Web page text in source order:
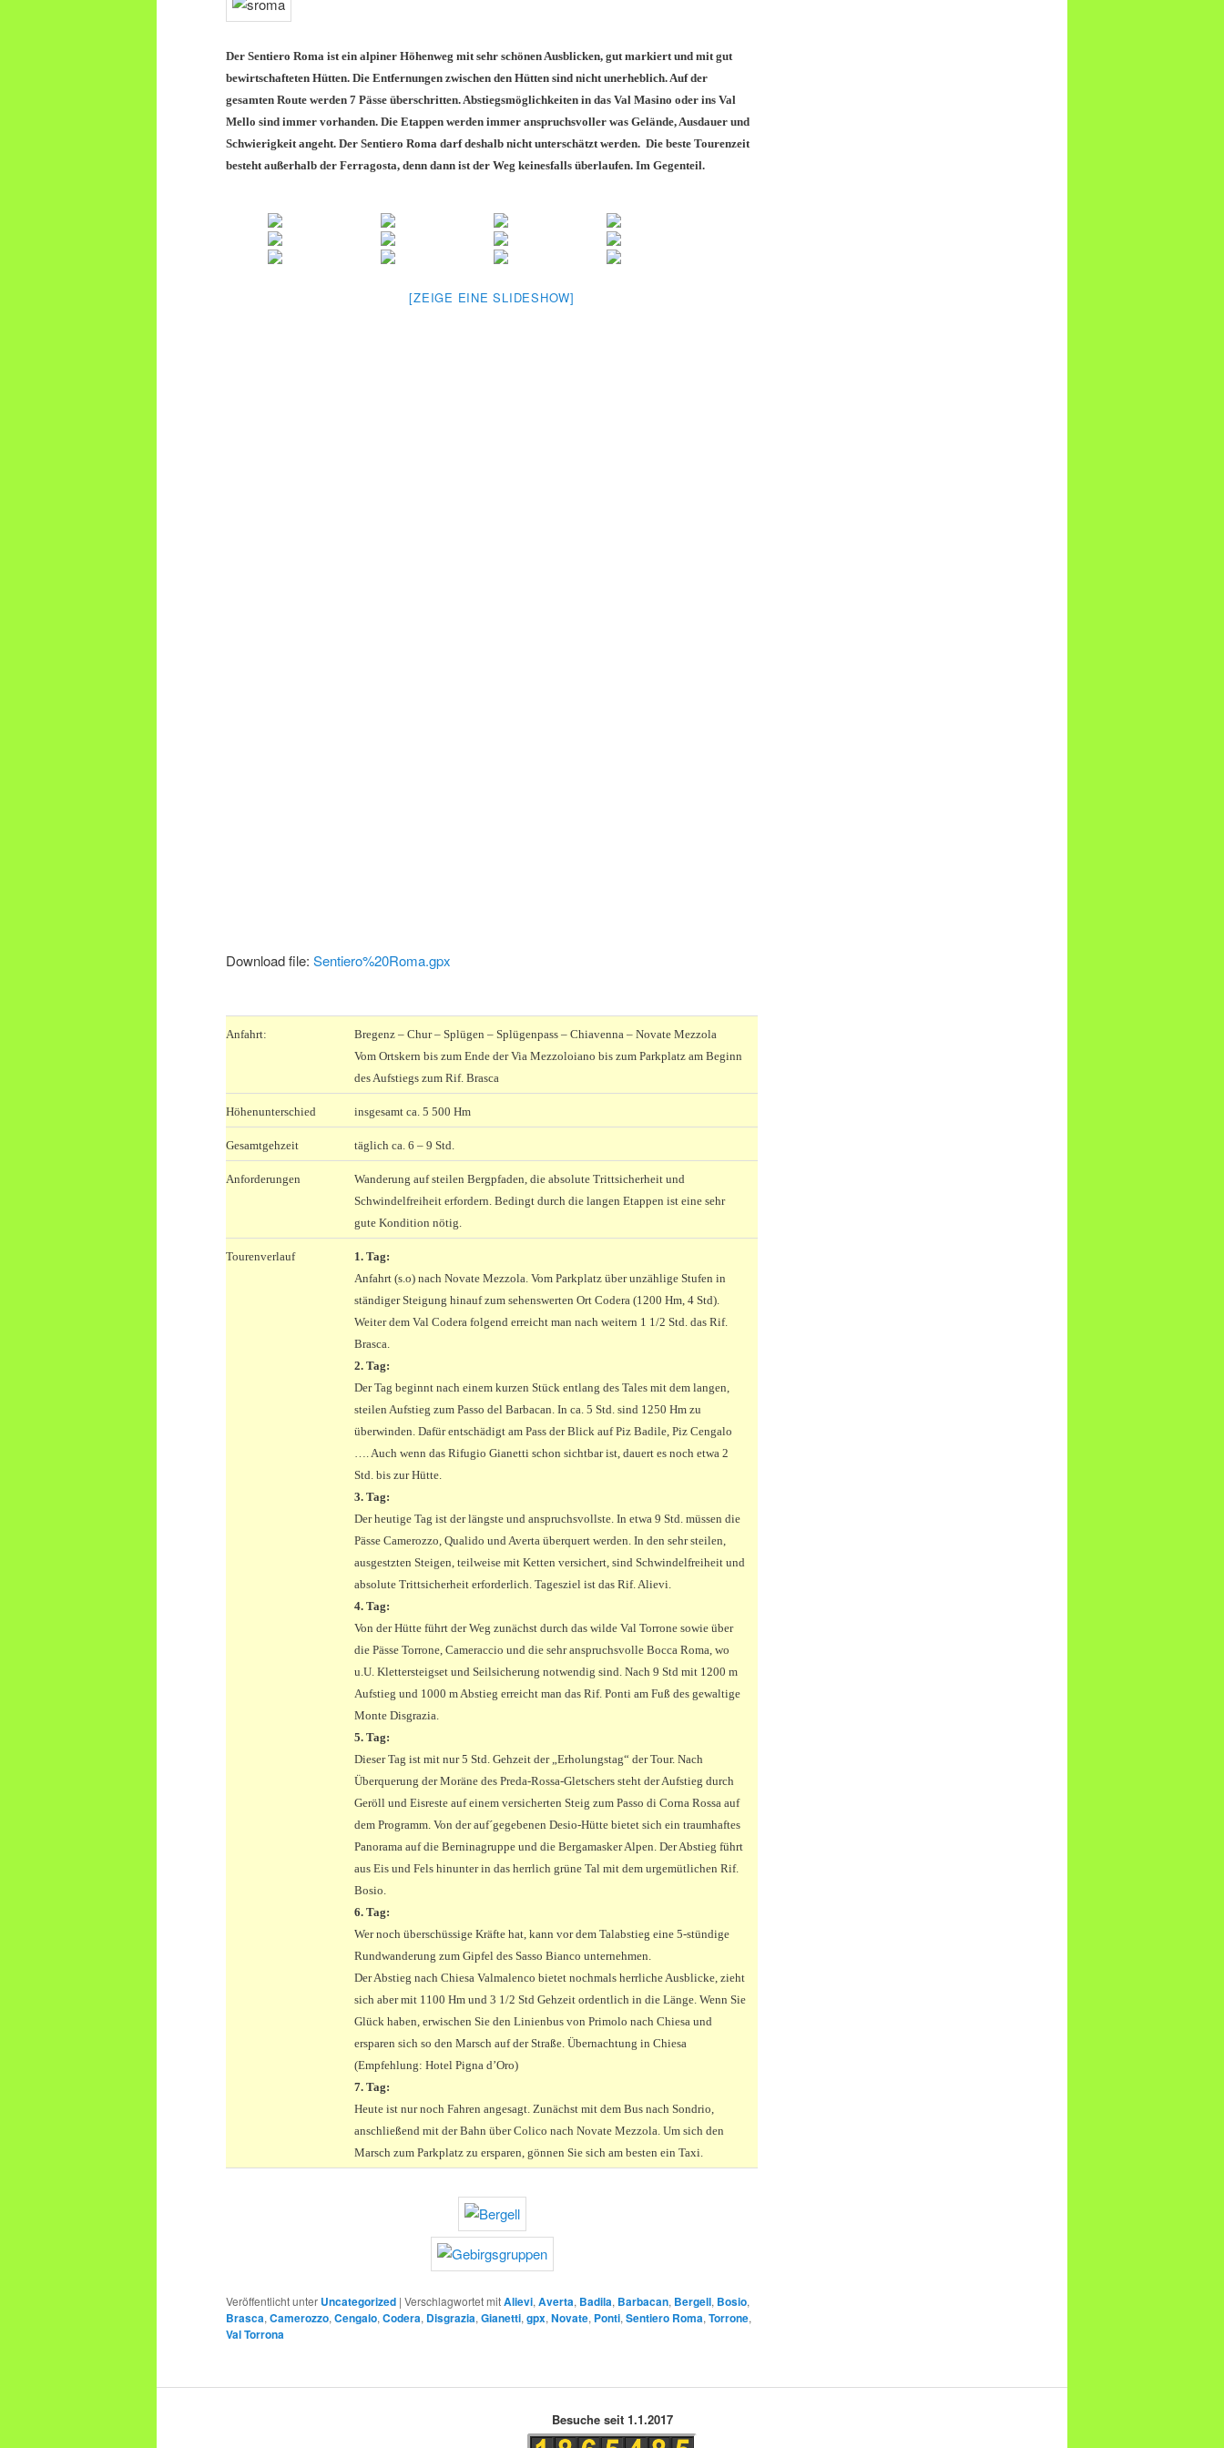
Der Sentiero Roma ist ein alpiner Höhenweg mit sehr schönen Ausblicken, gut markiert und mit gut
bewirtschafteten Hütten. Die Entfernungen zwischen den Hütten sind nicht unerheblich. Auf der
gesamten Route werden 7 Pässe überschritten. Abstiegsmöglichkeiten in das Val Masino oder ins Val
Mello sind immer vorhanden. Die Etappen werden immer anspruchsvoller was Gelände, Ausdauer und
Schwierigkeit angeht. Der Sentiero Roma darf deshalb nicht unterschätzt werden. Die beste Tourenzeit
besteht außerhalb der Ferragosta, denn dann ist der Weg keinesfalls überlaufen. Im Gegenteil.
[ZEIGE EINE SLIDESHOW]
Download file: Sentiero%20Roma.gpx
Anfahrt:
Bregenz – Chur – Splügen – Splügenpass – Chiavenna – Novate Mezzola
Vom Ortskern bis zum Ende der Via Mezzoloiano bis zum Parkplatz am Beginn
des Aufstiegs zum Rif. Brasca
Höhenunterschied insgesamt ca. 5 500 Hm
Gesamtgehzeit täglich ca. 6 – 9 Std.
Anforderungen
Wanderung auf steilen Bergpfaden, die absolute Trittsicherheit und
Schwindelfreiheit erfordern. Bedingt durch die langen Etappen ist eine sehr
gute Kondition nötig.
Tourenverlauf
1. Tag:
Anfahrt (s.o) nach Novate Mezzola. Vom Parkplatz über unzählige Stufen in
ständiger Steigung hinauf zum sehenswerten Ort Codera (1200 Hm, 4 Std).
Weiter dem Val Codera folgend erreicht man nach weitern 1 1/2 Std. das Rif.
Brasca.
2. Tag:
Der Tag beginnt nach einem kurzen Stück entlang des Tales mit dem langen,
steilen Aufstieg zum Passo del Barbacan. In ca. 5 Std. sind 1250 Hm zu
überwinden. Dafür entschädigt am Pass der Blick auf Piz Badile, Piz Cengalo
…. Auch wenn das Rifugio Gianetti schon sichtbar ist, dauert es noch etwa 2
Std. bis zur Hütte.
3. Tag:
Der heutige Tag ist der längste und anspruchsvollste. In etwa 9 Std. müssen die
Pässe Camerozzo, Qualido und Averta überquert werden. In den sehr steilen,
ausgestzten Steigen, teilweise mit Ketten versichert, sind Schwindelfreiheit und
absolute Trittsicherheit erforderlich. Tagesziel ist das Rif. Alievi.
4. Tag:
Von der Hütte führt der Weg zunächst durch das wilde Val Torrone sowie über
die Pässe Torrone, Cameraccio und die sehr anspruchsvolle Bocca Roma, wo
u.U. Klettersteigset und Seilsicherung notwendig sind. Nach 9 Std mit 1200 m
Aufstieg und 1000 m Abstieg erreicht man das Rif. Ponti am Fuß des gewaltige
Monte Disgrazia.
5. Tag:
Dieser Tag ist mit nur 5 Std. Gehzeit der „Erholungstag“ der Tour. Nach
Überquerung der Moräne des Preda-Rossa-Gletschers steht der Aufstieg durch
Geröll und Eisreste auf einem versicherten Steig zum Passo di Corna Rossa auf
dem Programm. Von der auf´gegebenen Desio-Hütte bietet sich ein traumhaftes
Panorama auf die Berninagruppe und die Bergamasker Alpen. Der Abstieg führt
aus Eis und Fels hinunter in das herrlich grüne Tal mit dem urgemütlichen Rif.
Bosio.
6. Tag:
Wer noch überschüssige Kräfte hat, kann vor dem Talabstieg eine 5-stündige
Rundwanderung zum Gipfel des Sasso Bianco unternehmen.
Der Abstieg nach Chiesa Valmalenco bietet nochmals herrliche Ausblicke, zieht
sich aber mit 1100 Hm und 3 1/2 Std Gehzeit ordentlich in die Länge. Wenn Sie
Glück haben, erwischen Sie den Linienbus von Primolo nach Chiesa und
ersparen sich so den Marsch auf der Straße. Übernachtung in Chiesa
(Empfehlung: Hotel Pigna d’Oro)
7. Tag:
Heute ist nur noch Fahren angesagt. Zunächst mit dem Bus nach Sondrio,
anschließend mit der Bahn über Colico nach Novate Mezzola. Um sich den
Marsch zum Parkplatz zu ersparen, gönnen Sie sich am besten ein Taxi.
Veröffentlicht unter Uncategorized | Verschlagwortet mitAlievi, Averta, Badila, Barbacan, Bergell, Bosio,
Brasca, Camerozzo, Cengalo, Codera, Disgrazia, Gianetti, gpx, Novate, Ponti, Sentiero Roma, Torrone,
Val Torrona
Besuche seit 1.1.2017